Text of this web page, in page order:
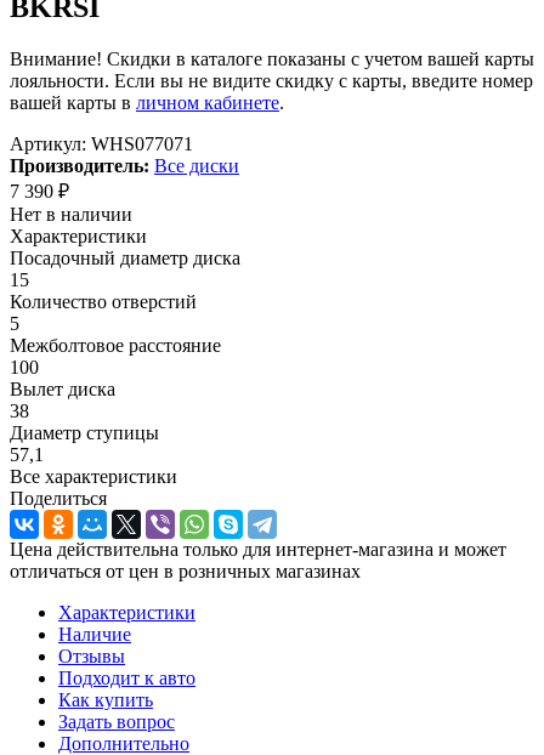
BKRSI
Внимание! Скидки в каталоге показаны с учетом вашей карты
лояльности. Если вы не видите скидку с карты, введите номер
вашей карты в личном кабинете.
Артикул: WHS077071
Производитель: Все диски
7 390 ₽
Нет в наличии
Характеристики
Посадочный диаметр диска
15
Количество отверстий
5
Межболтовое расстояние
100
Вылет диска
38
Диаметр ступицы
57,1
Все характеристики
Поделиться
Цена действительна только для интернет-магазина и может
отличаться от цен в розничных магазинах
Характеристики
Наличие
Отзывы
Подходит к авто
Как купить
Задать вопрос
Дополнительно